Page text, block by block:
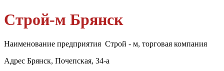
Строй-м Брянск
Наименование предприятия Строй - м, торговая компания
Адрес Брянск, Почепская, 34-а